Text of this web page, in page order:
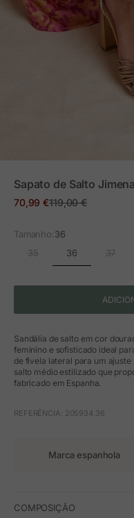
Sapato de Salto Jimena
Preço em promoção
70,99 €Preço normal
119,00 €
Tamanho:36
35
36 37
Sandália de salto em cor
feminino e sofisticado ideal
de fivela lateral para um
salto médio estilizado que
fabricado em Espanha.
REFERÊNCIA: 205934.36
Marca espanhola
COMPOSIÇÃO